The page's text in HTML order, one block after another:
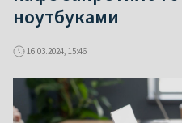
ноутбуками
16.03.2024, 15:46